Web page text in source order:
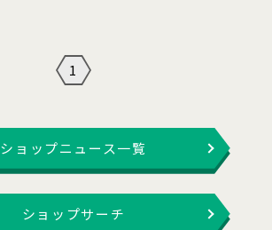
1
ショップニュース一覧
ショップサーチ